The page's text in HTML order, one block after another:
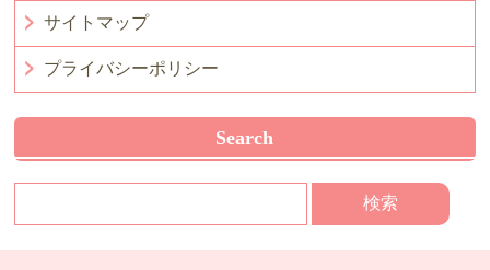
サイトマップ
プライバシーポリシー
Search